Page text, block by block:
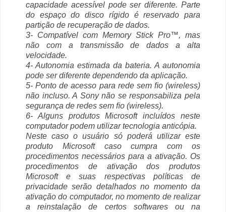
capacidade acessível pode ser diferente. Parte
do espaço do disco rígido é reservado para
partição de recuperação de dados.
3- Compatível com Memory Stick Pro™, mas
não com a transmissão de dados a alta
velocidade.
4- Autonomia estimada da bateria. A autonomia
pode ser diferente dependendo da aplicação.
5- Ponto de acesso para rede sem ﬁo (wireless)
não incluso. A Sony não se responsabiliza pela
segurança de redes sem ﬁo (wireless).
6- Alguns produtos Microsoft incluídos neste
computador podem utilizar tecnologia anticópia.
Neste caso o usuário só poderá utilizar este
produto Microsoft caso cumpra com os
procedimentos necessários para a ativação. Os
procedimentos de ativação dos produtos
Microsoft e suas respectivas políticas de
privacidade serão detalhados no momento da
ativação do computador, no momento de realizar
a reinstalação de certos softwares ou na